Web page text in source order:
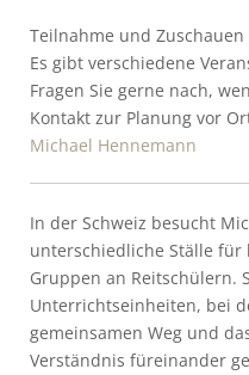
Teilnahme und
Es gibt verschiedene
Fragen Sie gerne nach,
Kontakt zur Planung vor
Michael Hennemann
In der Schweiz besucht
unterschiedliche Ställe für
Gruppen an Reitschülern.
Unterrichtseinheiten, bei
gemeinsamen Weg und
Verständnis füreinander